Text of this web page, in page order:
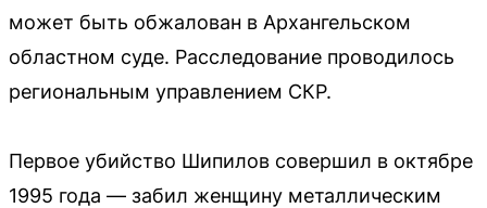
может быть обжалован в Архангельском
областном суде. Расследование проводилось
региональным управлением СКР.
Первое убийство Шипилов совершил в октябре
1995 года — забил женщину металлическим